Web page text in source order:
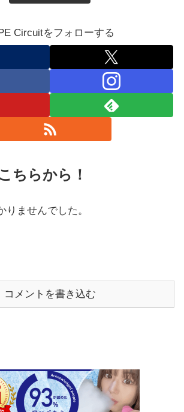
Circuitをフォローする
ちらから！
りませんでした。
コメントを書き込む